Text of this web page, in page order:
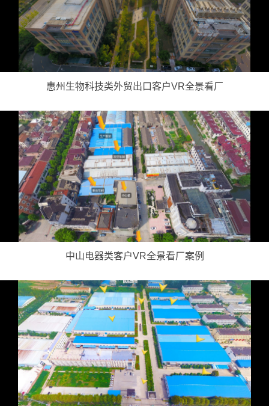
惠州生物科技类外贸出口客户VR全景看厂
中山电器类客户VR全景看厂案例